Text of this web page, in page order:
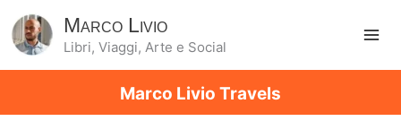
Marco Livio
Libri, Viaggi, Arte e Social
Marco Livio Travels